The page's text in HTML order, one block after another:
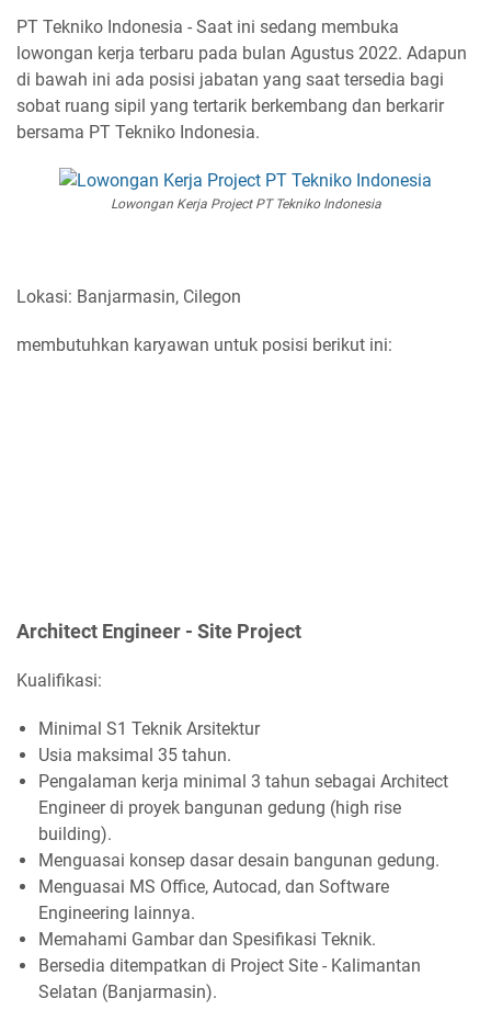
PT Tekniko Indonesia - Saat ini sedang membuka
lowongan kerja terbaru pada bulan Agustus 2022. Adapun
di bawah ini ada posisi jabatan yang saat tersedia bagi
sobat ruang sipil yang tertarik berkembang dan berkarir
bersama PT Tekniko Indonesia.
Lowongan Kerja Project PT Tekniko Indonesia
Lokasi: Banjarmasin, Cilegon
membutuhkan karyawan untuk posisi berikut ini:
Architect Engineer - Site Project
Kualifikasi:
Minimal S1 Teknik Arsitektur
Usia maksimal 35 tahun.
Pengalaman kerja minimal 3 tahun sebagai Architect
Engineer di proyek bangunan gedung (high rise
building).
Menguasai konsep dasar desain bangunan gedung.
Menguasai MS Office, Autocad, dan Software
Engineering lainnya.
Memahami Gambar dan Spesifikasi Teknik.
Bersedia ditempatkan di Project Site - Kalimantan
Selatan (Banjarmasin).